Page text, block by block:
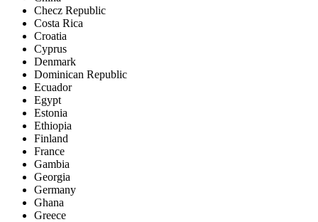
Checz Republic
Costa Rica
Croatia
Cyprus
Denmark
Dominican Republic
Ecuador
Egypt
Estonia
Ethiopia
Finland
France
Gambia
Georgia
Germany
Ghana
Greece